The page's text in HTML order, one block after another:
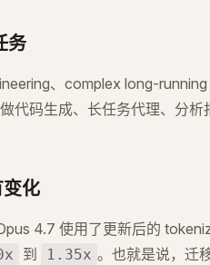
务
、complex long-
代码生成、长任务代理、分析
变化
4.7 使用了更新后的
到 1.35x 。也就是说，迁